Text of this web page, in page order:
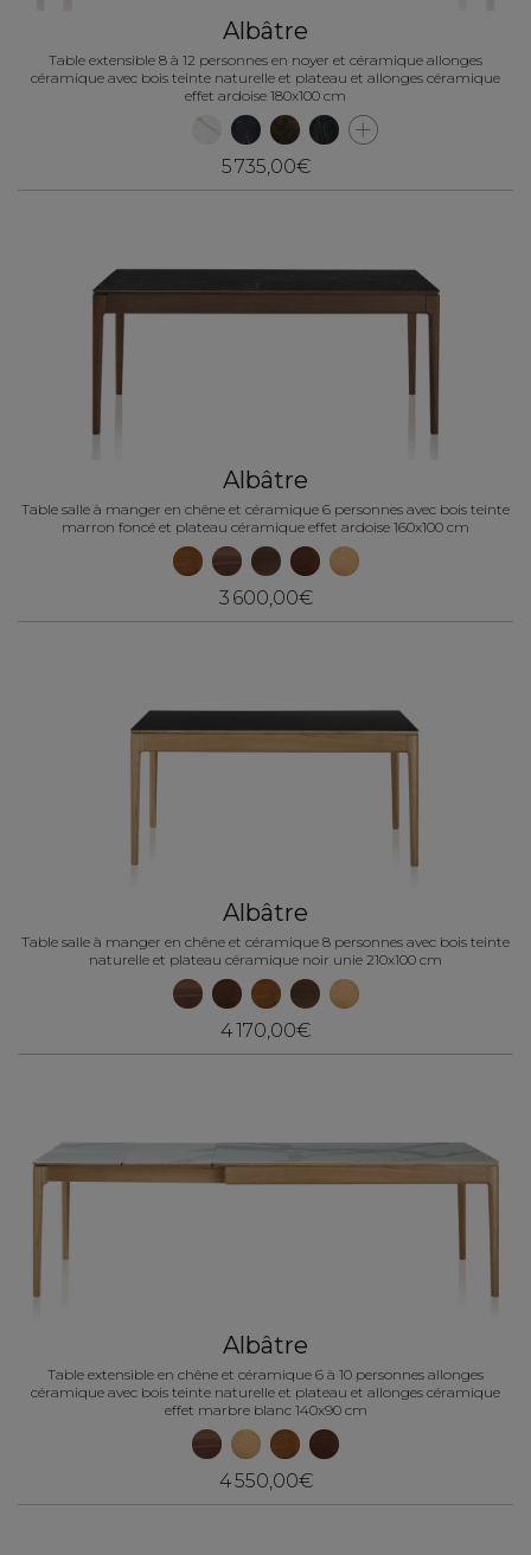
Albâtre
Table extensible 8 à 12 personnes en noyer et céramique allonges
céramique avec bois teinte naturelle et plateau et allonges céramique
effet ardoise 180x100 cm
5 735,00€
Albâtre
Table salle à manger en chêne et céramique 6 personnes avec bois teinte
marron foncé et plateau céramique effet ardoise 160x100 cm
3 600,00€
Albâtre
Table salle à manger en chêne et céramique 8 personnes avec bois teinte
naturelle et plateau céramique noir unie 210x100 cm
4 170,00€
Albâtre
Table extensible en chêne et céramique 6 à 10 personnes allonges
céramique avec bois teinte naturelle et plateau et allonges céramique
effet marbre blanc 140x90 cm
4 550,00€